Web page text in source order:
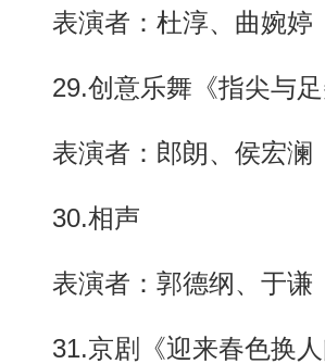
表演者：杜淳、曲婉婷
29.创意乐舞《指尖与足
表演者：郎朗、侯宏澜
30.相声
表演者：郭德纲、于谦
31.京剧《迎来春色换人